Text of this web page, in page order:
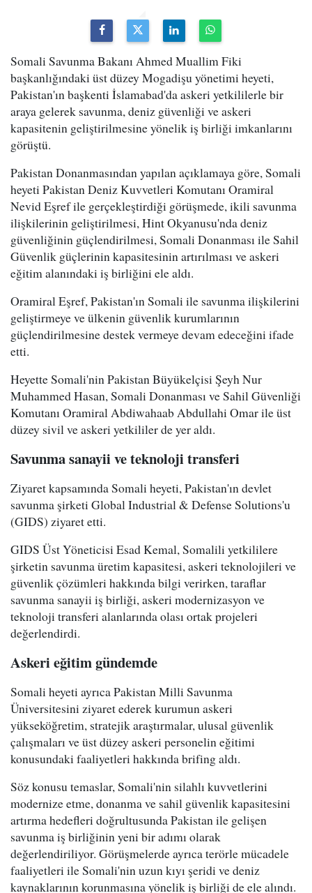
Somali Savunma Bakanı Ahmed Muallim Fiki
başkanlığındaki üst düzey Mogadişu yönetimi heyeti,
Pakistan'ın başkenti İslamabad'da askeri yetkililerle bir
araya gelerek savunma, deniz güvenliği ve askeri
kapasitenin geliştirilmesine yönelik iş birliği imkanlarını
görüştü.
Pakistan Donanmasından yapılan açıklamaya göre, Somali
heyeti Pakistan Deniz Kuvvetleri Komutanı Oramiral
Nevid Eşref ile gerçekleştirdiği görüşmede, ikili savunma
ilişkilerinin geliştirilmesi, Hint Okyanusu'nda deniz
güvenliğinin güçlendirilmesi, Somali Donanması ile Sahil
Güvenlik güçlerinin kapasitesinin artırılması ve askeri
eğitim alanındaki iş birliğini ele aldı.
Oramiral Eşref, Pakistan'ın Somali ile savunma ilişkilerini
geliştirmeye ve ülkenin güvenlik kurumlarının
güçlendirilmesine destek vermeye devam edeceğini ifade
etti.
Heyette Somali'nin Pakistan Büyükelçisi Şeyh Nur
Muhammed Hasan, Somali Donanması ve Sahil Güvenliği
Komutanı Oramiral Abdiwahaab Abdullahi Omar ile üst
düzey sivil ve askeri yetkililer de yer aldı.
Savunma sanayii ve teknoloji transferi
Ziyaret kapsamında Somali heyeti, Pakistan'ın devlet
savunma şirketi Global Industrial & Defense Solutions'u
(GIDS) ziyaret etti.
GIDS Üst Yöneticisi Esad Kemal, Somalili yetkililere
şirketin savunma üretim kapasitesi, askeri teknolojileri ve
güvenlik çözümleri hakkında bilgi verirken, taraflar
savunma sanayii iş birliği, askeri modernizasyon ve
teknoloji transferi alanlarında olası ortak projeleri
değerlendirdi.
Askeri eğitim gündemde
Somali heyeti ayrıca Pakistan Milli Savunma
Üniversitesini ziyaret ederek kurumun askeri
yükseköğretim, stratejik araştırmalar, ulusal güvenlik
çalışmaları ve üst düzey askeri personelin eğitimi
konusundaki faaliyetleri hakkında brifing aldı.
Söz konusu temaslar, Somali'nin silahlı kuvvetlerini
modernize etme, donanma ve sahil güvenlik kapasitesini
artırma hedefleri doğrultusunda Pakistan ile gelişen
savunma iş birliğinin yeni bir adımı olarak
değerlendiriliyor. Görüşmelerde ayrıca terörle mücadele
faaliyetleri ile Somali'nin uzun kıyı şeridi ve deniz
kaynaklarının korunmasına yönelik iş birliği de ele alındı.